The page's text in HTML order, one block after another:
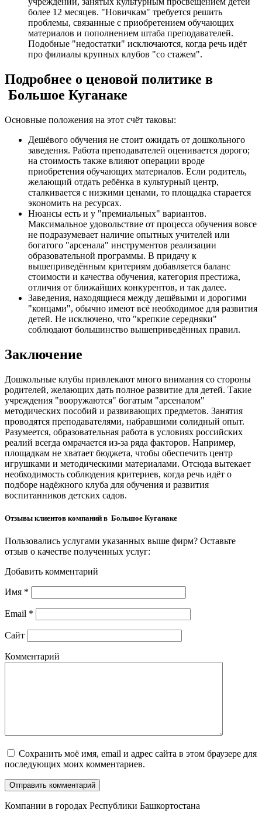
более 12 месяцев. "Новичкам" требуется решить
проблемы, связанные с приобретением обучающих
материалов и пополнением штаба преподавателей.
Подобные "недостатки" исключаются, когда речь идёт
про филиалы крупных клубов "со стажем".
Подробнее о ценовой политике в
Большое Куганаке
Основные положения на этот счёт таковы:
Дешёвого обучения не стоит ожидать от дошкольного
заведения. Работа преподавателей оценивается дорого;
на стоимость также влияют операции вроде
приобретения обучающих материалов. Если родитель,
желающий отдать ребёнка в культурный центр,
сталкивается с низкими ценами, то площадка старается
экономить на ресурсах.
Нюансы есть и у "премиальных" вариантов.
Максимальное удовольствие от процесса обучения вовсе
не подразумевает наличие опытных учителей или
богатого "арсенала" инструментов реализации
образовательной программы. В придачу к
вышеприведённым критериям добавляется баланс
стоимости и качества обучения, категория престижа,
отличия от ближайших конкурентов, и так далее.
Заведения, находящиеся между дешёвыми и дорогими
"концами", обычно имеют всё необходимое для развития
детей. Не исключено, что "крепкие середняки"
соблюдают большинство вышеприведённых правил.
Заключение
Дошкольные клубы привлекают много внимания со стороны
родителей, желающих дать полное развитие для детей. Такие
учреждения "вооружаются" богатым "арсеналом"
методических пособий и развивающих предметов. Занятия
проводятся преподавателями, набравшими солидный опыт.
Разумеется, образовательная работа в условиях российских
реалий всегда омрачается из-за ряда факторов. Например,
площадкам не хватает бюджета, чтобы обеспечить центр
игрушками и методическими материалами. Отсюда вытекает
необходимость соблюдения критериев, когда речь идёт о
подборе надёжного клуба для обучения и развития
воспитанников детских садов.
Отзывы клиентов компаний в Большое Куганаке
Пользовались услугами указанных выше фирм? Оставьте
отзыв о качестве полученных услуг:
Добавить комментарий
Имя *
Email *
Сайт
Комментарий
Сохранить моё имя, email и адрес сайта в этом браузере для
последующих моих комментариев.
Компании в городах Республики Башкортостана